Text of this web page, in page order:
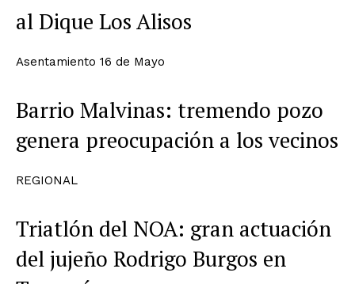
al Dique Los Alisos
Asentamiento 16 de Mayo
Barrio Malvinas: tremendo pozo
genera preocupación a los vecinos
REGIONAL
Triatlón del NOA: gran actuación
del jujeño Rodrigo Burgos en